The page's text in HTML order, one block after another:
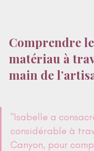
Comprendre le
matériau à
main de
"Isabelle a
considérable à
Canyon, pour